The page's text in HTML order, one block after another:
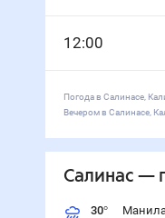
12:00
Погода в Салинасе,
Вечером в Салинасе,
Салинас —
30°